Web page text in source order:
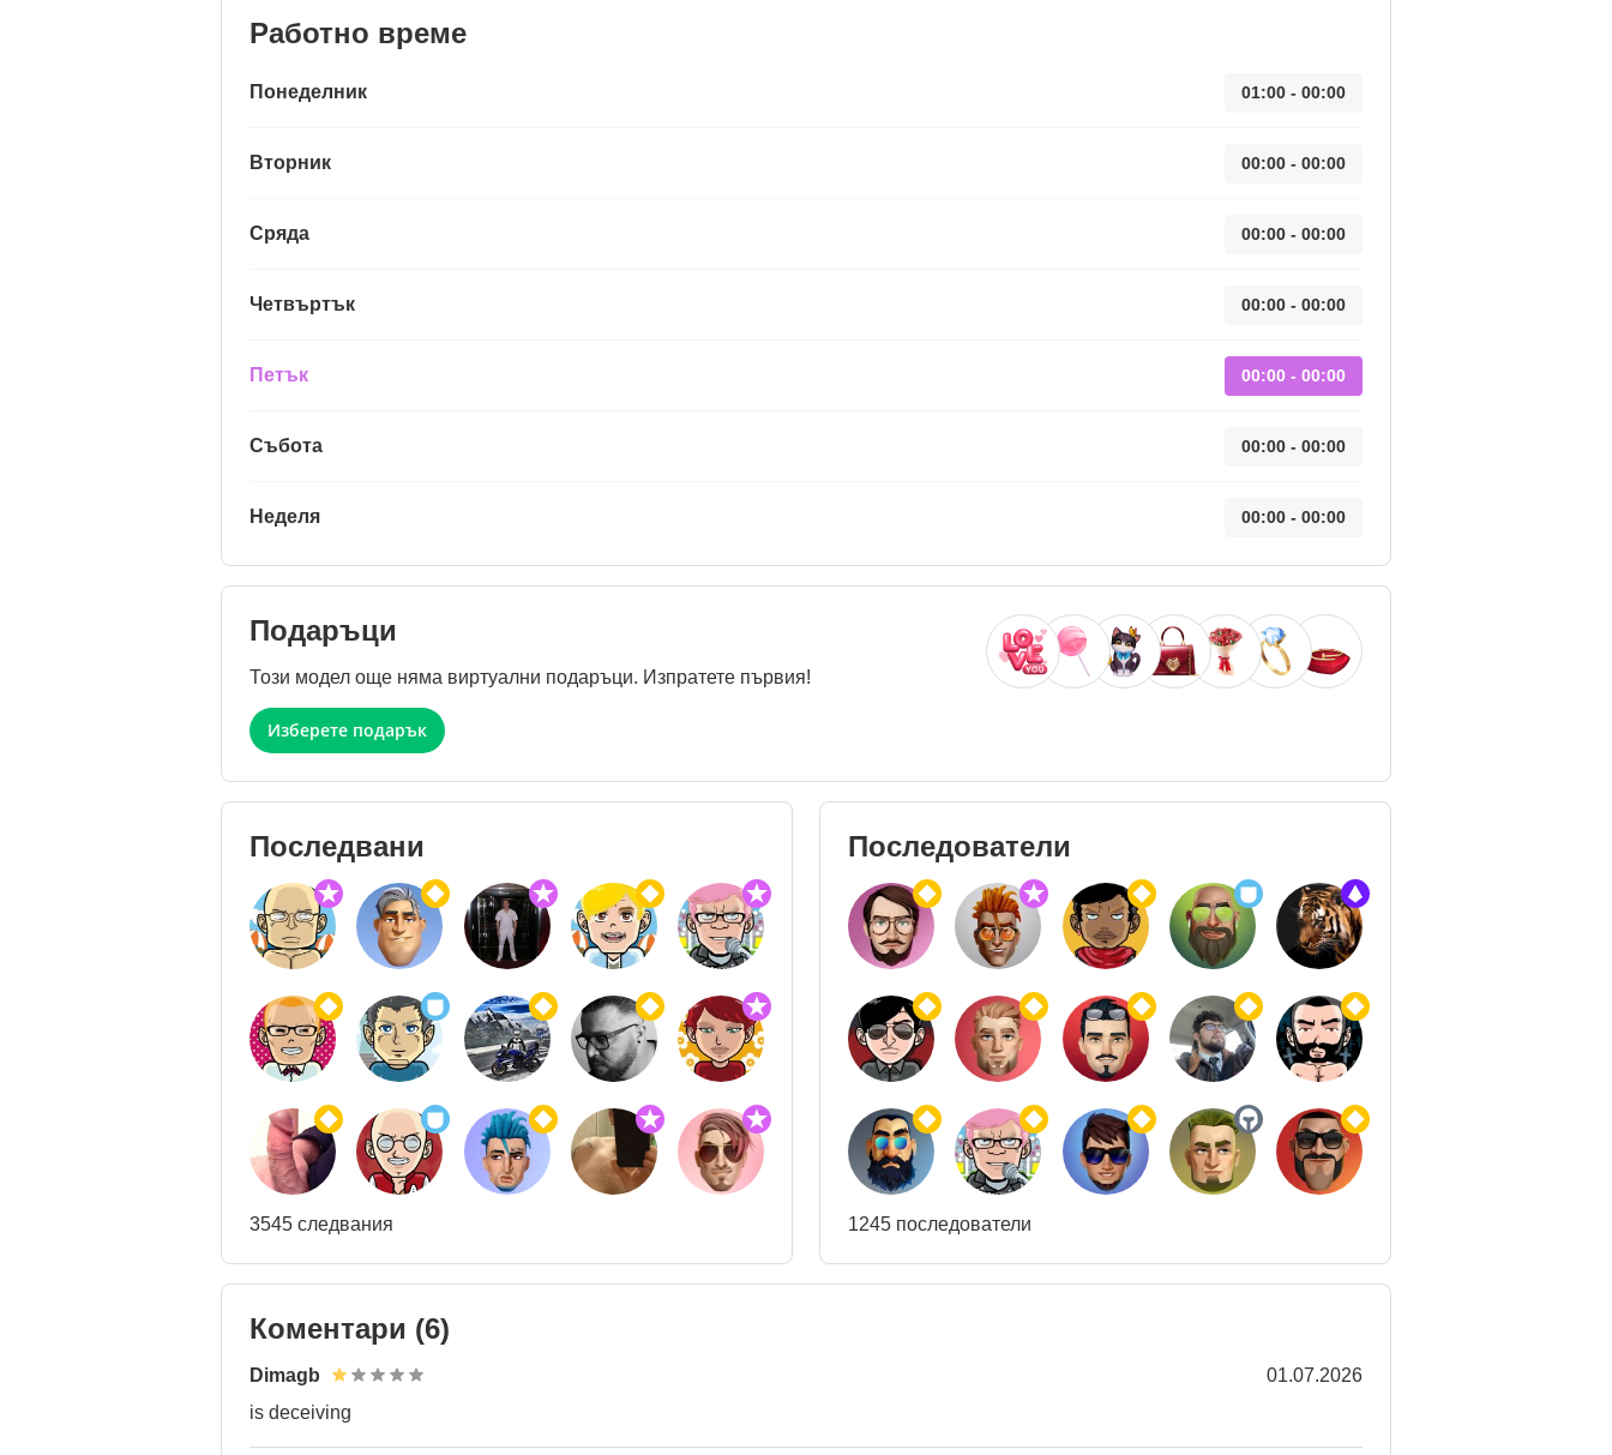
Работно време
Понеделник 01:00 - 00:00
Вторник 00:00 - 00:00
Сряда 00:00 - 00:00
Четвъртък 00:00 - 00:00
Петък 00:00 - 00:00
Събота 00:00 - 00:00
Неделя 00:00 - 00:00
Подаръци
Този модел още няма виртуални подаръци. Изпратете първия!
Изберете подарък
Последвани
3545 следвания
Последователи
1245 последователи
Коментари (6)
Dimagb
01.07.2026
is deceiving